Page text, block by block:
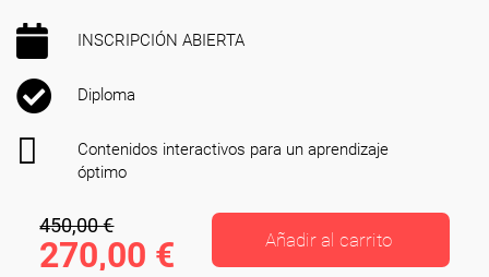
INSCRIPCIÓN ABIERTA
Diploma
Contenidos interactivos para un aprendizaje
óptimo
450,00 €
270,00 € Añadir al carrito